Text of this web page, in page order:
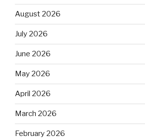
August 2026
July 2026
June 2026
May 2026
April 2026
March 2026
February 2026